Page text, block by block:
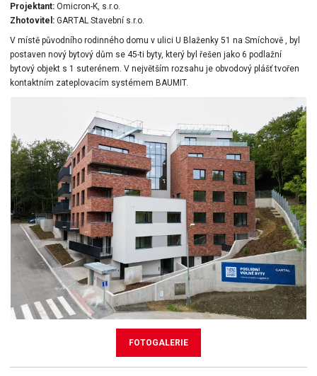
FOTOGALERIE
Projektant:Omicron-K, s.r.o.
Zhotovitel:GARTAL Stavební s.r.o.
V místě původního rodinného domu v ulici U Blaženky 51 na Smíchově , byl
postaven nový bytový dům se 45-ti byty, který byl řešen jako 6 podlažní
bytový objekt s 1 suterénem. V největším rozsahu je obvodový plášť tvořen
kontaktním zateplovacím systémem BAUMIT.